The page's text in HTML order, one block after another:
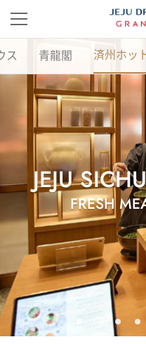
ス 青龍閣 済州ホッ
JEJU
FRESH